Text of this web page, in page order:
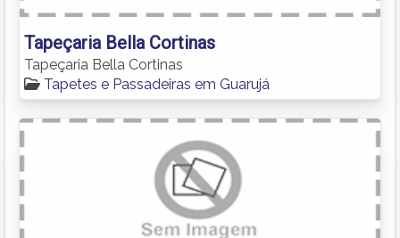
Tapeçaria Bella Cortinas
Tapeçaria Bella Cortinas
Tapetes e Passadeiras em Guarujá